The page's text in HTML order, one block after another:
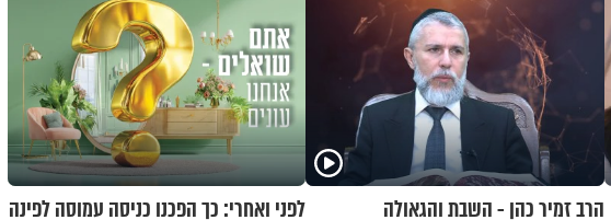
הרב זמיר כהן - השבת והגאולה
לפני ואחרי: כך הפכנו כניסה עמוסה לפינה